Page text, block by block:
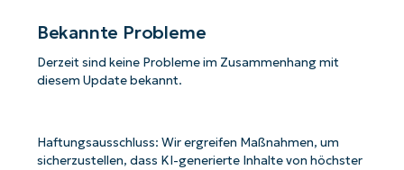
Bekannte Probleme
Derzeit sind keine Probleme im Zusammenhang mit
diesem Update bekannt.
Haftungsausschluss: Wir ergreifen Maßnahmen, um
sicherzustellen, dass KI-generierte Inhalte von höchster